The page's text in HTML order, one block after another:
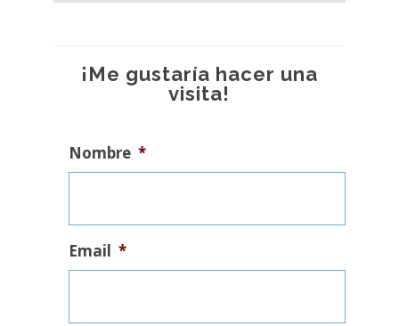
¡Me gustaría hacer una
visita!
Nombre *
Email *